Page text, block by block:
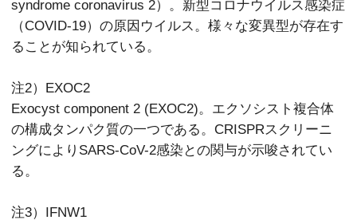
syndrome coronavirus 2）。新型コロナウイルス感染症
（COVID-19）の原因ウイルス。様々な変異型が存在す
ることが知られている。
注2）EXOC2
Exocyst component 2 (EXOC2)。エクソシスト複合体
の構成タンパク質の一つである。CRISPRスクリーニ
ングによりSARS-CoV-2感染との関与が示唆されてい
る。
注3）IFNW1